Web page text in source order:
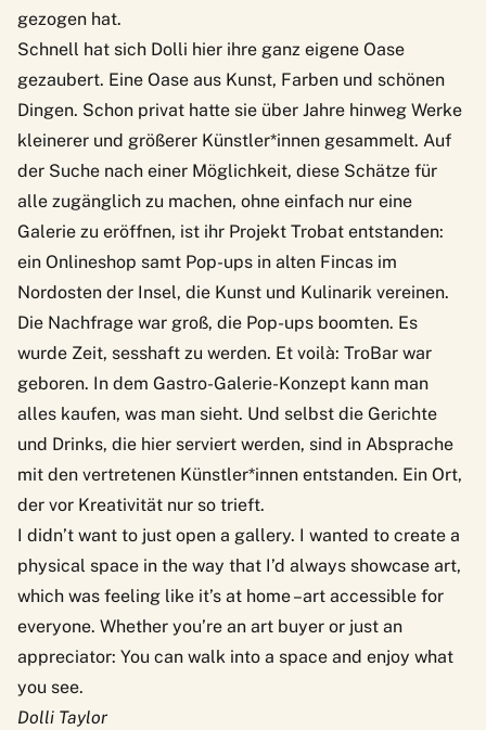
gezogen hat.
Schnell hat sich Dolli hier ihre ganz eigene Oase
gezaubert. Eine Oase aus Kunst, Farben und schönen
Dingen. Schon privat hatte sie über Jahre hinweg Werke
kleinerer und größerer Künstler*innen gesammelt. Auf
der Suche nach einer Möglichkeit, diese Schätze für
alle zugänglich zu machen, ohne einfach nur eine
Galerie zu eröffnen, ist ihr Projekt Trobat entstanden:
ein Onlineshop samt Pop-ups in alten Fincas im
Nordosten der Insel, die Kunst und Kulinarik vereinen.
Die Nachfrage war groß, die Pop-ups boomten. Es
wurde Zeit, sesshaft zu werden. Et voilà: TroBar war
geboren. In dem Gastro-Galerie-Konzept kann man
alles kaufen, was man sieht. Und selbst die Gerichte
und Drinks, die hier serviert werden, sind in Absprache
mit den vertretenen Künstler*innen entstanden. Ein Ort,
der vor Kreativität nur so trieft.
I didn’t want to just open a gallery. I wanted to create a
physical space in the way that I’d always showcase art,
which was feeling like it’s at home –art accessible for
everyone. Whether you’re an art buyer or just an
appreciator: You can walk into a space and enjoy what
you see.
Dolli Taylor